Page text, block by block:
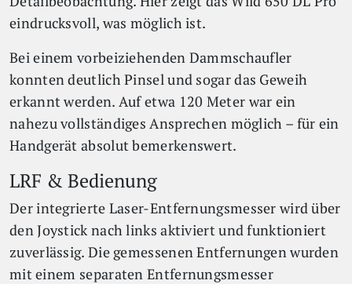
eindrucksvoll, was möglich ist.
Bei einem vorbeiziehenden Dammschaufler
konnten deutlich Pinsel und sogar das Geweih
erkannt werden. Auf etwa 120 Meter war ein
nahezu vollständiges Ansprechen möglich – für ein
Handgerät absolut bemerkenswert.
LRF & Bedienung
Der integrierte Laser-Entfernungsmesser wird über
den Joystick nach links aktiviert und funktioniert
zuverlässig. Die gemessenen Entfernungen wurden
mit einem separaten Entfernungsmesser